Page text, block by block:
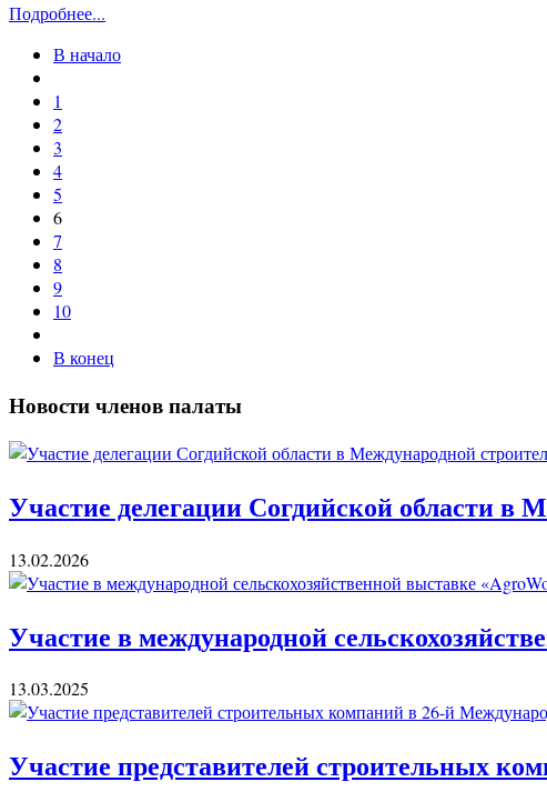
Подробнее...
В начало
1
2
3
4
5
6
7
8
9
10
В конец
Новости членов палаты
Участие делегации Согдийской области в
13.02.2026
Участие в международной
13.03.2025
Участие представителей строительных